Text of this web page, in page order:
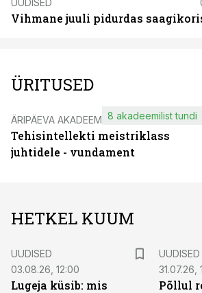
Vihmane juuli pidurdas
ÜRITUSED
ÄRIPÄEVA AKADEEMIA
Tehisintellekti meistriklass
juhtidele - vundament
8 akadeemilist tundi
HETKEL KUUM
UUDISED
03.08.26, 12:00
Lugeja küsib: mis
UUDISED
31.07.26,
Põllul